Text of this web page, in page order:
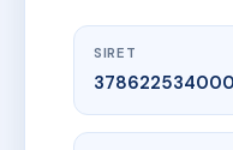
SIRET